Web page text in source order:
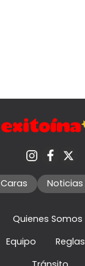
Caras Noticias
Quienes Somos
Equipo